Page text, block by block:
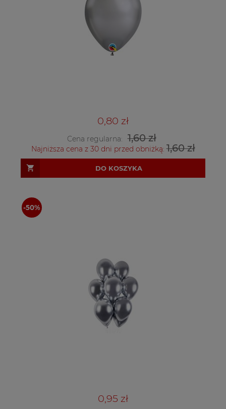
0,80 zł
Cena regularna: 1,60 zł
Najniższa cena z 30 dni przed obniżką:1,60 zł
DO KOSZYKA
0,95 zł